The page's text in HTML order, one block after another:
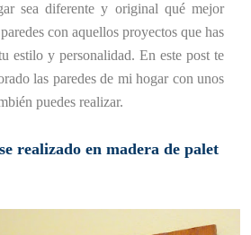
sea diferente y original qué mejor
con aquellos proyectos que has
estilo y personalidad. En este post te
las paredes de mi hogar con unos
puedes realizar.
realizado en madera de palet